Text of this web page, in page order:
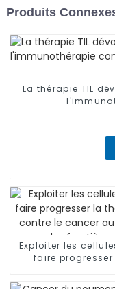
Produits
La thérapie TIL
Exploiter les
faire progresser
au-delà des